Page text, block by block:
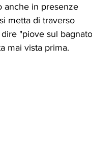
anche in presenze
metta di traverso
"piove sul
mai vista prima.